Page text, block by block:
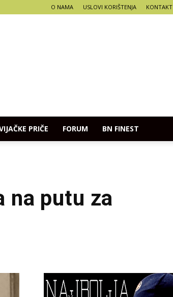
O NAMA USLOVI KORIŠTENJA KONTAKT
PRIČE FORUM BN FINEST
na putu za